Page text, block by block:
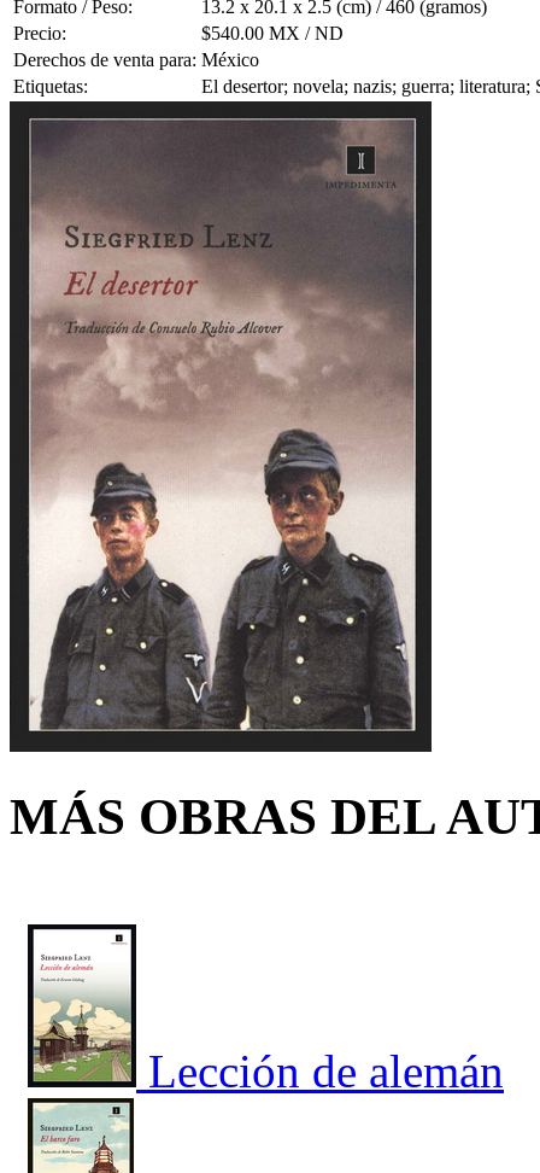
Formato / Peso:
13.2 x 20.1 x 2.5 (cm) / 460 (gramos)
Precio:
$540.00 MX / ND
Derechos de venta para: México
Etiquetas:
El desertor; novela; nazis; guerra; literatura;
MÁS OBRAS DEL
Lección de alemán